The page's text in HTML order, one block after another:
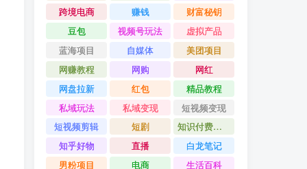
跨境电商
赚钱
财富秘钥
豆包
视频号玩法
虚拟产品
蓝海项目
自媒体
美团项目
网赚教程
网购
网红
网盘拉新
红包
精品教程
私域玩法
私域变现
短视频变现
短视频剪辑
短剧
知识付费项目
知乎好物
直播
白龙笔记
男粉项目
电商
生活百科